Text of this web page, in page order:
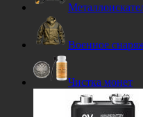
Военное
Чистка монет